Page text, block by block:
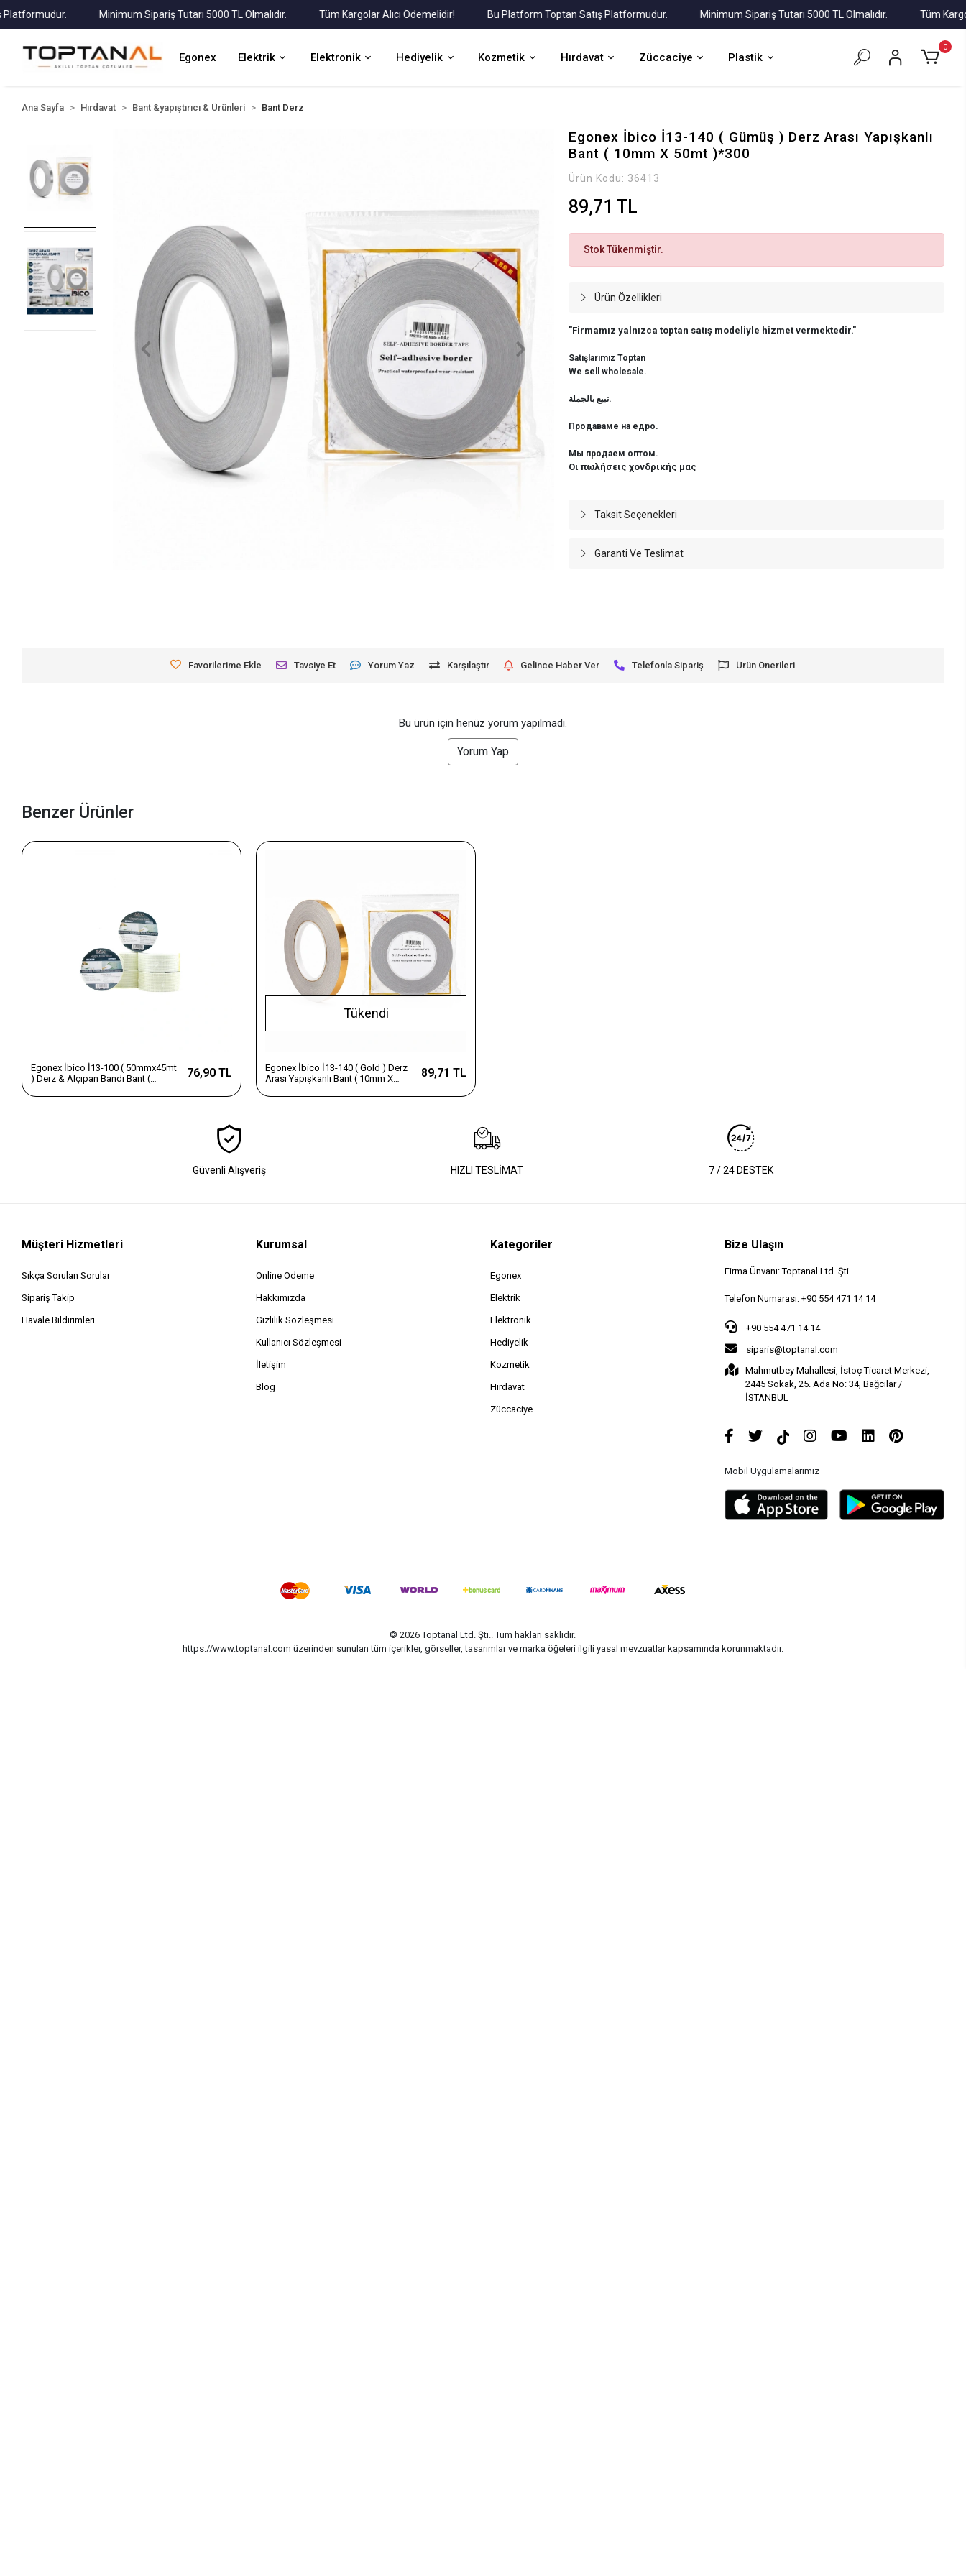
Minimum Sipariş Tutarı 5000 TL Olmalıdır. Tüm Kargolar Alıcı Ödemelidir! Bu Platform Toptan Satış Platformudur. Minimum Sipariş Tutarı 5000 TL Olmalıdır. Tüm Kargolar
Egonex Elektrik Elektronik Hediyelik Kozmetik Hırdavat Züccaciye Plastik
0
Ana Sayfa Hırdavat Bant &yapıştırıcı & Ürünleri Bant Derz
Egonex İbico İ13-140 ( Gümüş ) Derz Arası Yapışkanlı
Bant ( 10mm X 50mt )*300
Ürün Kodu: 36413
89,71 TL
Stok Tükenmiştir.
Ürün Özellikleri
"Firmamız yalnızca toptan satış modeliyle hizmet vermektedir."
Satışlarımız Toptan
We sell wholesale.
نبيع بالجملة.
Продаваме на едро.
Мы продаем оптом.
Οι πωλήσεις χονδρικής μας
Taksit Seçenekleri
Garanti Ve Teslimat
Favorilerime Ekle Tavsiye Et Yorum Yaz Karşılaştır Gelince Haber Ver Telefonla Sipariş Ürün Önerileri
Bu ürün için henüz yorum yapılmadı.
Yorum Yap
Benzer Ürünler
Egonex İbico İ13-100 ( 50mmx45mt
) Derz & Alçıpan Bandı Bant (
Noktası & Sıva Çatlak & Derz Boşluk
76,90 TL
Tükendi
Egonex İbico İ13-140 ( Gold ) Derz
Arası Yapışkanlı Bant ( 10mm X
89,71 TL
Güvenli Alışveriş HIZLI TESLİMAT 7 / 24 DESTEK
Müşteri Hizmetleri
Sıkça Sorulan Sorular
Sipariş Takip
Havale Bildirimleri
Kurumsal
Online Ödeme
Hakkımızda
Gizlilik Sözleşmesi
Kullanıcı Sözleşmesi
İletişim
Blog
Kategoriler
Egonex
Elektrik
Elektronik
Hediyelik
Kozmetik
Hırdavat
Züccaciye
Bize Ulaşın
Firma Ünvanı: Toptanal Ltd. Şti.
Telefon Numarası: +90 554 471 14 14
+90 554 471 14 14
siparis@toptanal.com
Mahmutbey Mahallesi, İstoç Ticaret Merkezi,
2445 Sokak, 25. Ada No: 34, Bağcılar /
İSTANBUL
Mobil Uygulamalarımız
© 2026 Toptanal Ltd. Şti.. Tüm hakları saklıdır.
https://www.toptanal.com üzerinden sunulan tüm içerikler, görseller, tasarımlar ve marka öğeleri ilgili yasal mevzuatlar kapsamında korunmaktadır.